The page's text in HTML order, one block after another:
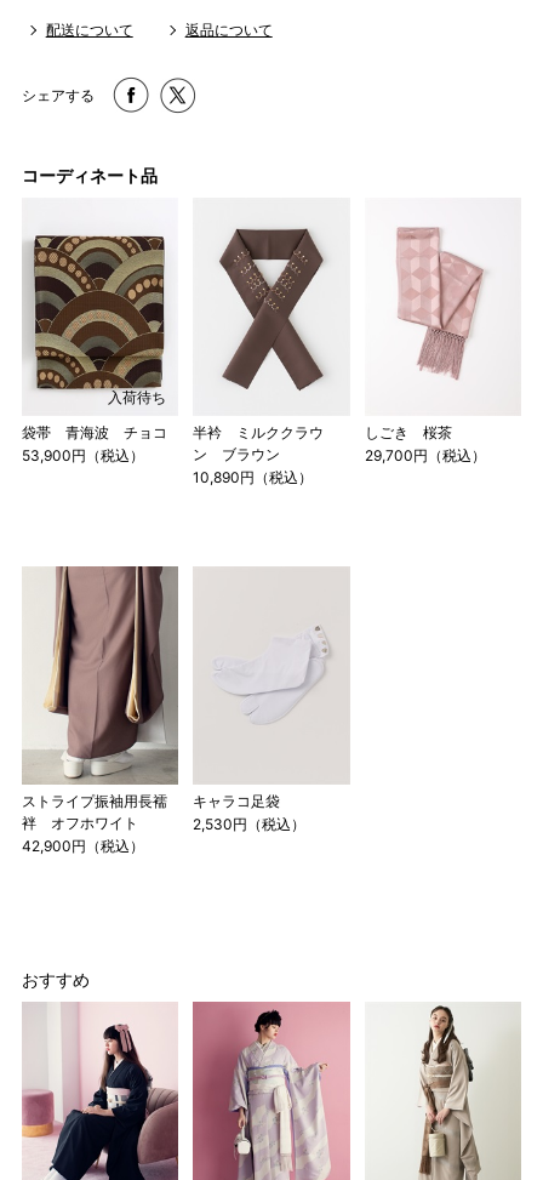
SW
MW ～100cm
4尺3寸
165cm
4尺3寸5分
LW ～105cm
167cm
LL ～170cm
170cm
で作られた道具で測っていたので鯨尺と言います。
単位：１尺＝約38cm １寸＝約3.8cm １分＝約0.38cm
2 鯨尺寸法となりますので上表の cm はおおよその長さとな
ります。
3 反物の巾により表記の裄のサイズが出ない場合がございま
す。その際は、目一杯での寸法とさせていただきます。
配送について 返品について
シェアする
コーディネート品
入荷待ち
袋帯 青海波 チョコ
53,900円（税込）
半衿 ミルククラウ
ン ブラウン
10,890円（税込）
しごき 桜茶
29,700円（税込）
ストライプ振袖用長襦
袢 オフホワイト
42,900円（税込）
キャラコ足袋
2,530円（税込）
おすすめ